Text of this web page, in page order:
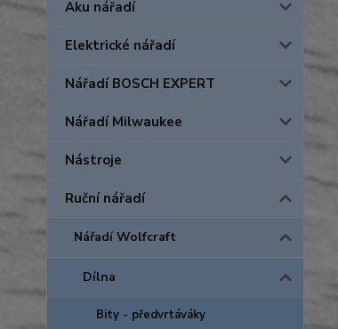
Aku nářadí
Elektrické nářadí
Nářadí BOSCH EXPERT
Nářadí Milwaukee
Nástroje
Ruční nářadí
Nářadí Wolfcraft
Dílna
Bity - předvrtáváky